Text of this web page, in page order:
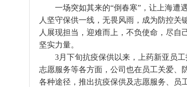
一场突如其来的“倒春寒”，让上海遭
人坚守保供一线，无畏风雨，成为防控关
人展现担当，迎难而上，不负使命，尽
坚实力量。
3月下旬抗疫保供以来，上药新亚员
志愿服务等各方面，公司也在员工关爱、
各种途径，推出抗疫保供及志愿服务、员